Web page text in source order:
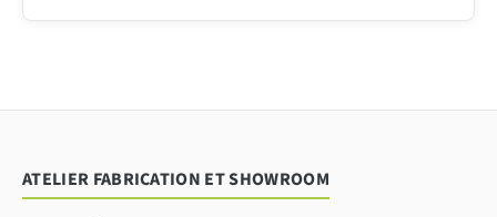
ATELIER FABRICATION ET SHOWROOM